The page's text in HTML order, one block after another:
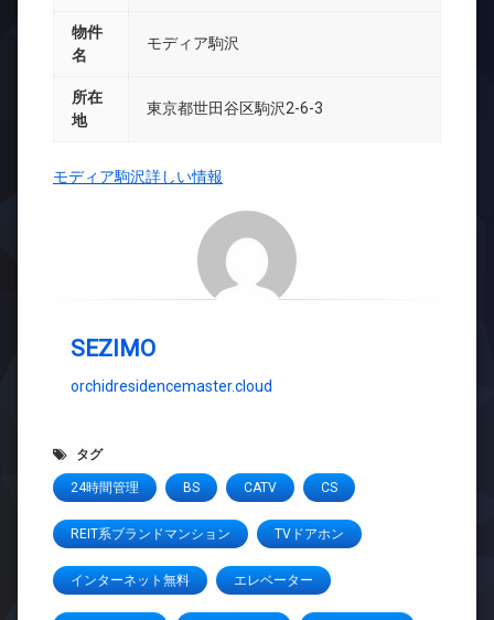
物件
名
モディア駒沢
所在
地
東京都世田谷区駒沢2-6-3
モディア駒沢詳しい情報
SEZIMO
orchidresidencemaster.cloud
タグ
24時間管理 BS CATV CS
REIT系ブランドマンション TVドアホン
インターネット無料 エレベーター